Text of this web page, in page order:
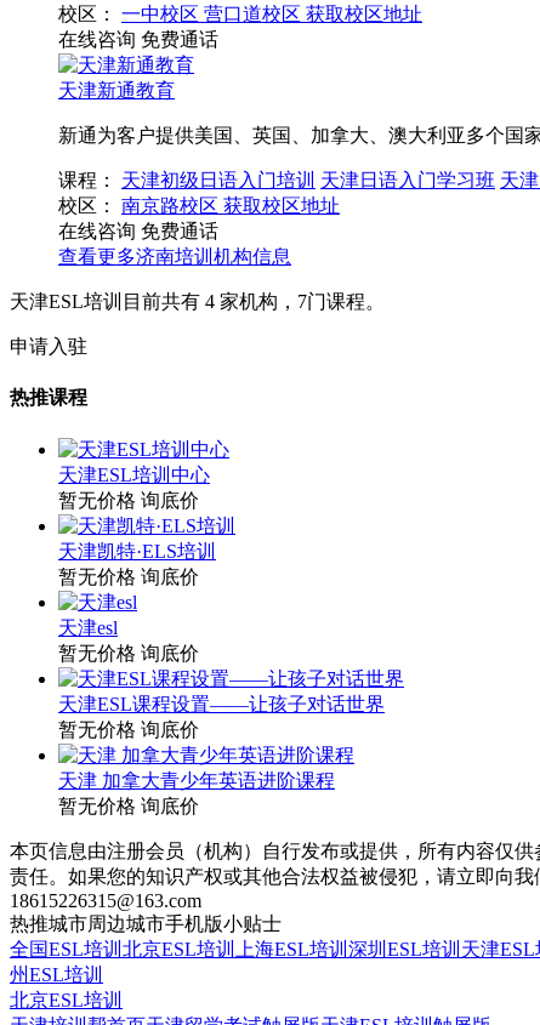
校区：
一中校区 营口道校区 获取校区地址
在线咨询 免费通话
天津新通教育
新通为客户提供美国、英国、加拿大、澳大利亚多个国
课程： 天津初级日语入门培训 天津日语入门学习班 天
校区：
南京路校区 获取校区地址
在线咨询 免费通话
查看更多济南培训机构信息
天津ESL培训目前共有 4 家机构， 7门课程。
申请入驻
热推课程
天津ESL培训中心
暂无价格 询底价
天津凯特·ELS培训
暂无价格 询底价
天津esl
暂无价格 询底价
天津ESL课程设置——让孩子对话世界
暂无价格 询底价
天津 加拿大青少年英语进阶课程
暂无价格 询底价
本页信息由注册会员（机构）自行发布或提供，所有内容仅
责任。如果您的知识产权或其他合法权益被侵犯，请立即向
18615226315@163.com
热推城市周边城市手机版小贴士
全国ESL培训 北京ESL培训 上海ESL培训 深圳ESL培训 天津ESL
州ESL培训
北京ESL培训